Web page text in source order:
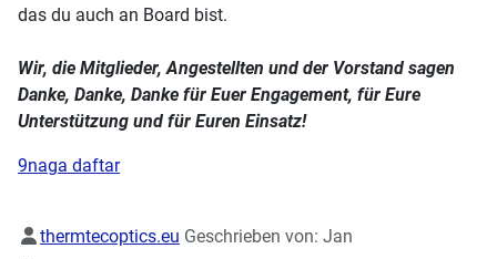
das du auch an Board bist.
Wir, die Mitglieder, Angestellten und der Vorstand sagen
Danke, Danke, Danke für Euer Engagement, für Eure
Unterstützung und für Euren Einsatz!
9naga daftar
Details
thermtecoptics.eu Geschrieben von: Jan